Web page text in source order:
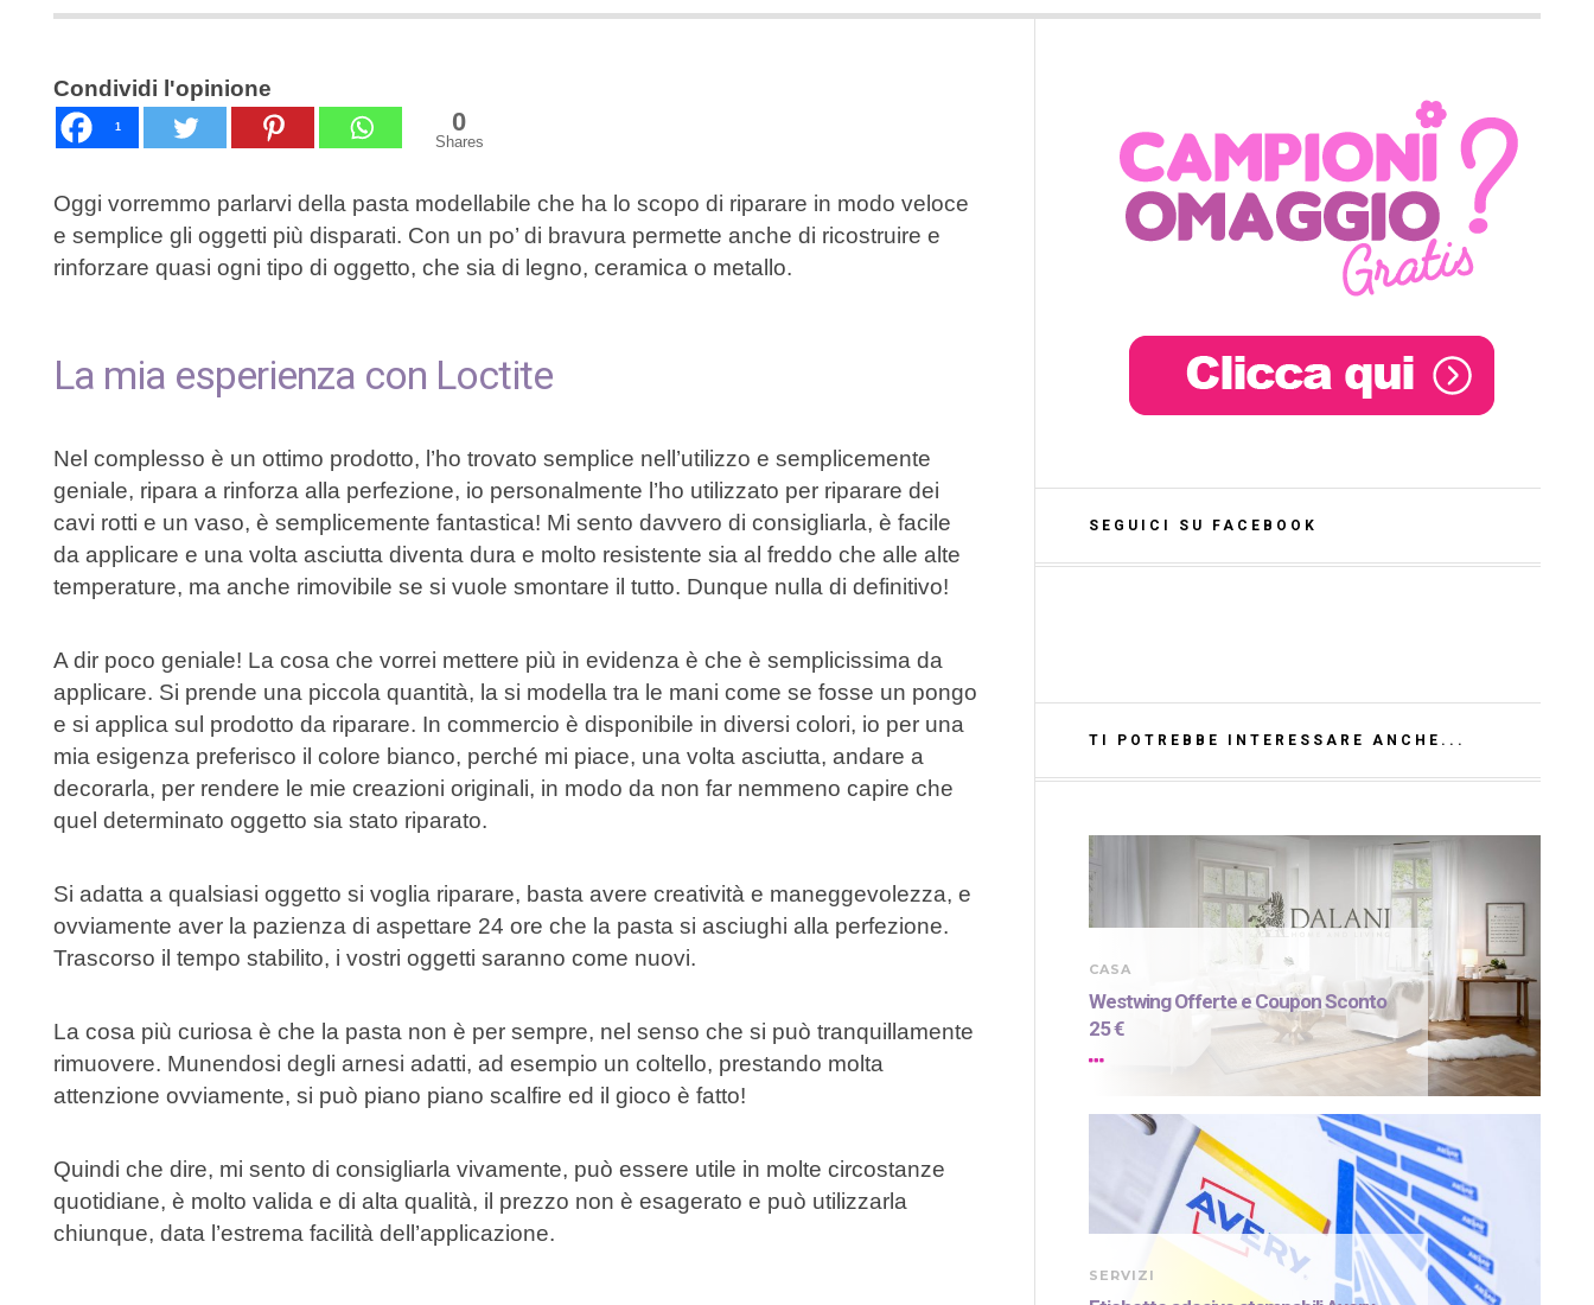
Condividi l'opinione
1 0
Shares
Oggi vorremmo parlarvi della pasta modellabile che ha lo scopo di riparare in modo veloce
e semplice gli oggetti più disparati. Con un po’ di bravura permette anche di ricostruire e
rinforzare quasi ogni tipo di oggetto, che sia di legno, ceramica o metallo.
La mia esperienza con Loctite
Nel complesso è un ottimo prodotto, l’ho trovato semplice nell’utilizzo e semplicemente
geniale, ripara a rinforza alla perfezione, io personalmente l’ho utilizzato per riparare dei
cavi rotti e un vaso, è semplicemente fantastica! Mi sento davvero di consigliarla, è facile
da applicare e una volta asciutta diventa dura e molto resistente sia al freddo che alle alte
temperature, ma anche rimovibile se si vuole smontare il tutto. Dunque nulla di definitivo!
A dir poco geniale! La cosa che vorrei mettere più in evidenza è che è semplicissima da
applicare. Si prende una piccola quantità, la si modella tra le mani come se fosse un pongo
e si applica sul prodotto da riparare. In commercio è disponibile in diversi colori, io per una
mia esigenza preferisco il colore bianco, perché mi piace, una volta asciutta, andare a
decorarla, per rendere le mie creazioni originali, in modo da non far nemmeno capire che
quel determinato oggetto sia stato riparato.
Si adatta a qualsiasi oggetto si voglia riparare, basta avere creatività e maneggevolezza, e
ovviamente aver la pazienza di aspettare 24 ore che la pasta si asciughi alla perfezione.
Trascorso il tempo stabilito, i vostri oggetti saranno come nuovi.
La cosa più curiosa è che la pasta non è per sempre, nel senso che si può tranquillamente
rimuovere. Munendosi degli arnesi adatti, ad esempio un coltello, prestando molta
attenzione ovviamente, si può piano piano scalfire ed il gioco è fatto!
Quindi che dire, mi sento di consigliarla vivamente, può essere utile in molte circostanze
quotidiane, è molto valida e di alta qualità, il prezzo non è esagerato e può utilizzarla
chiunque, data l’estrema facilità dell’applicazione.
SEGUICI SU FACEBOOK
TI POTREBBE INTERESSARE ANCHE...
CASA
Westwing Offerte e Coupon Sconto
25 €
SERVIZI